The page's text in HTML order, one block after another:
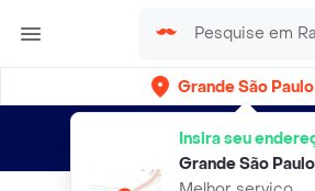
Grande São Paulo
Insira seu
Grande São Paulo
Entregas grátis por 15